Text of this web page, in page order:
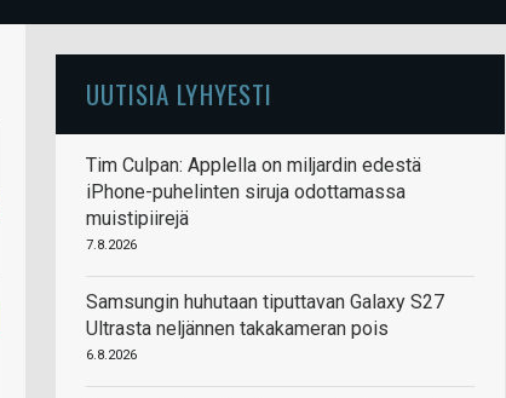
UUTISIA LYHYESTI
Tim Culpan: Applella on miljardin edestä
iPhone-puhelinten siruja odottamassa
muistipiirejä
7.8.2026
Samsungin huhutaan tiputtavan Galaxy S27
Ultrasta neljännen takakameran pois
6.8.2026